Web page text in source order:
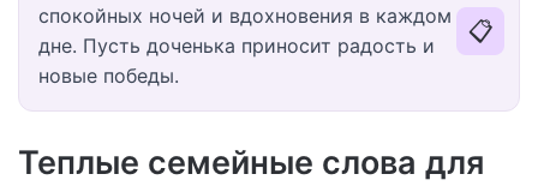
спокойных ночей и вдохновения в каждом
дне. Пусть доченька приносит радость и
новые победы.
📋
Теплые семейные слова для